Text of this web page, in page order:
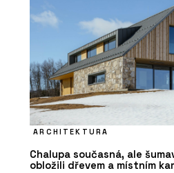
ARCHITEKTURA
Chalupa současná, ale
obložili dřevem a místním